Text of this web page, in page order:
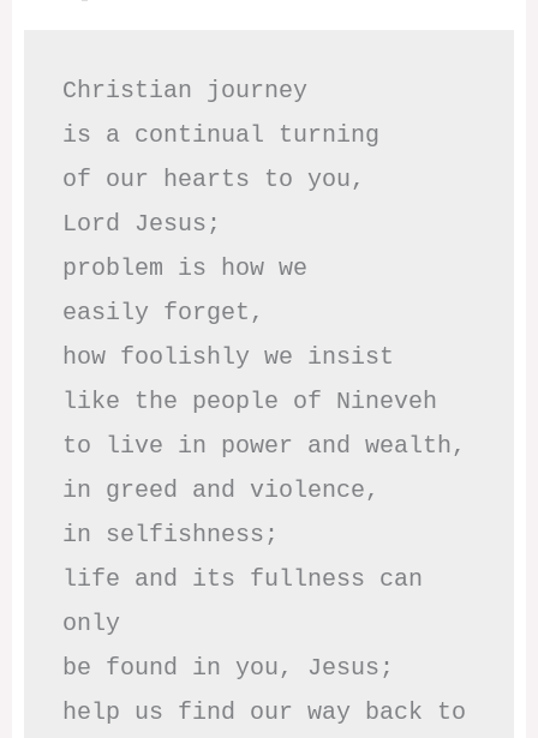
Christian journey
is a continual turning
of our hearts to you,
Lord Jesus;
problem is how we
easily forget,
how foolishly we insist
like the people of Nineveh
to live in power and wealth,
in greed and violence,
in selfishness;
life and its fullness can
only
be found in you, Jesus;
help us find our way back to